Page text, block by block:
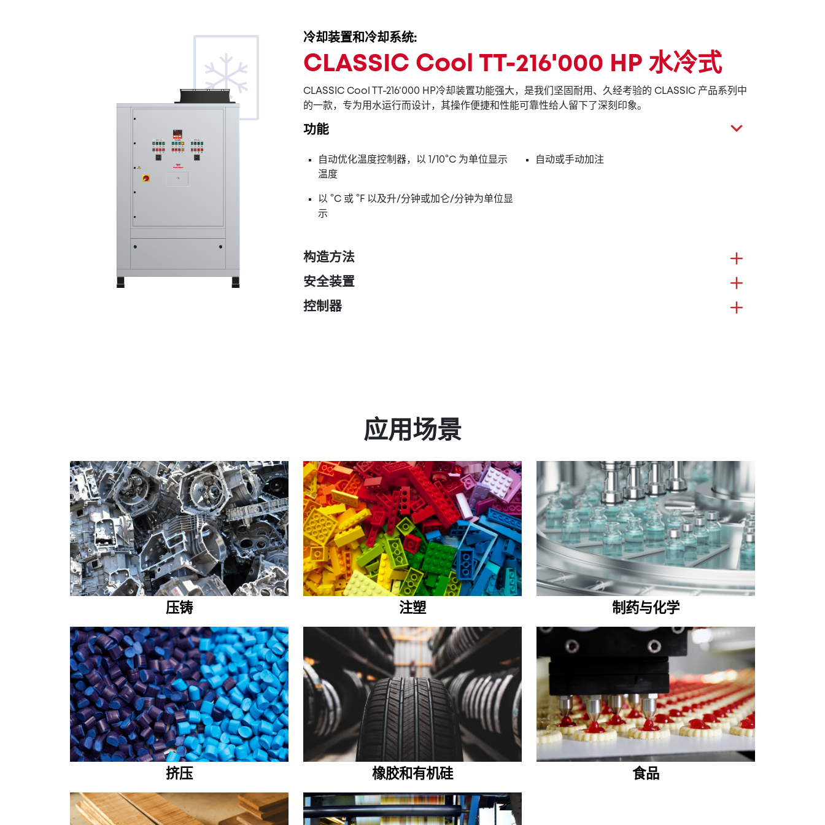
冷却装置和冷却系统:
CLASSIC Cool TT-216'000 HP 水冷式
CLASSIC Cool TT-216'000 HP冷却装置功能强大，是我们坚固耐用、久经考验的 CLASSIC 产品系列中
的一款，专为用水运行而设计，其操作便捷和性能可靠性给人留下了深刻印象。
功能
自动优化温度控制器，以 1/10°C 为单位显示
温度
以 °C 或 °F 以及升/分钟或加仑/分钟为单位显
示
自动或手动加注
构造方法
安全装置
控制器
应用场景
压铸 注塑 制药与化学
挤压 橡胶和有机硅 食品